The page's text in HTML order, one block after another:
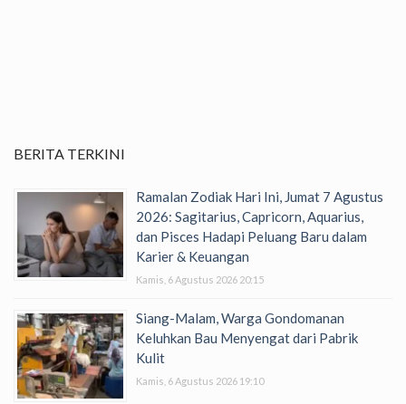
BERITA TERKINI
Ramalan Zodiak Hari Ini, Jumat 7 Agustus
2026: Sagitarius, Capricorn, Aquarius,
dan Pisces Hadapi Peluang Baru dalam
Karier & Keuangan
Kamis, 6 Agustus 2026 20:15
Siang-Malam, Warga Gondomanan
Keluhkan Bau Menyengat dari Pabrik
Kulit
Kamis, 6 Agustus 2026 19:10